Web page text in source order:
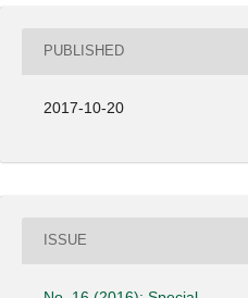
PUBLISHED
2017-10-20
ISSUE